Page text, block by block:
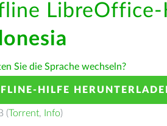
Sie die Sprache wechseln?
HILFE
(Torrent, Info)